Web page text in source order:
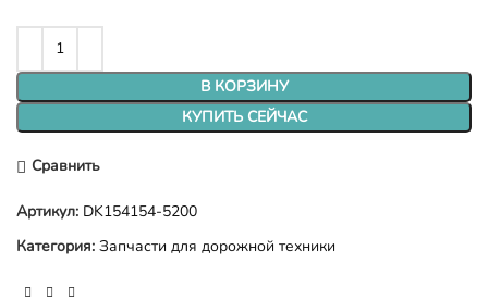
В КОРЗИНУ
КУПИТЬ СЕЙЧАС
Сравнить
Артикул: DK154154-5200
Категория: Запчасти для дорожной техники